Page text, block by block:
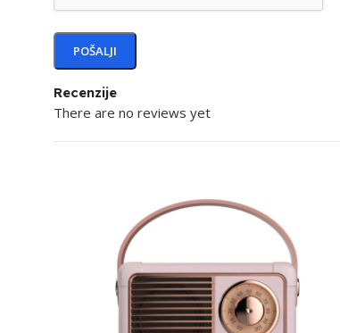
Recenzije
There are no reviews yet